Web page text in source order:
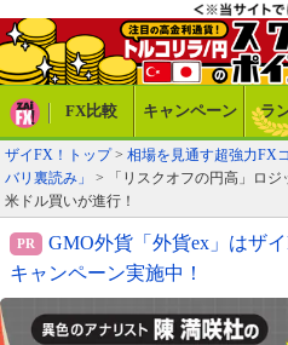
FX比較 キャンペーン ラ
ザイFX！トップ> 相場を見通す超強力FX
バリ裏読み」
> 「リスクオフの円高」ロ
米ドル買いが進行！
GMO外貨「外貨ex」はザ
キャンペーン実施中！